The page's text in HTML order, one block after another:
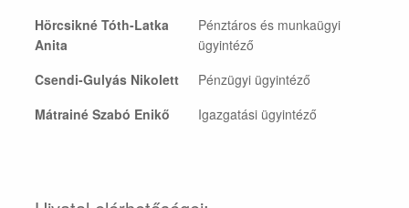
Hörcsikné Tóth-Latka
Anita
Pénztáros és munkaügyi
ügyintéző
Csendi-Gulyás Nikolett
Pénzügyi ügyintéző
Mátrainé Szabó Enikő
Igazgatási ügyintéző